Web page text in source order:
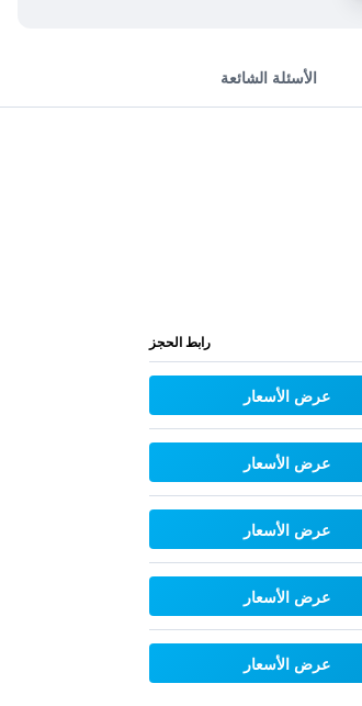
الأسئلة الشائعة
رابط الحجز
عرض الأسعار
عرض الأسعار
عرض الأسعار
عرض الأسعار
عرض الأسعار